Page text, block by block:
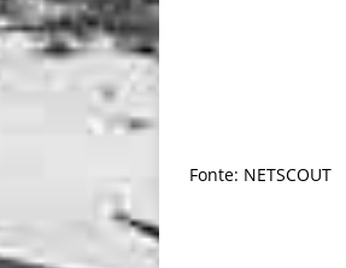
Fonte: NETSCOUT